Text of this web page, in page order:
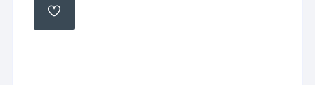
oscillant
Honda
AJOUTER